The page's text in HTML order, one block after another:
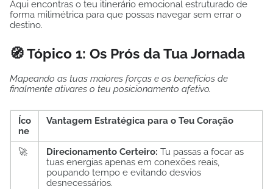
Aqui encontras o teu itinerário emocional estruturado de
forma milimétrica para que possas navegar sem errar o
destino.
🧭 Tópico 1: Os Prós da Tua Jornada
Mapeando as tuas maiores forças e os benefícios de
finalmente ativares o teu posicionamento afetivo.
Íco
ne
Vantagem Estratégica para o Teu Coração
🚀 Direcionamento Certeiro: Tu passas a focar as
tuas energias apenas em conexões reais,
poupando tempo e evitando desvios
desnecessários.